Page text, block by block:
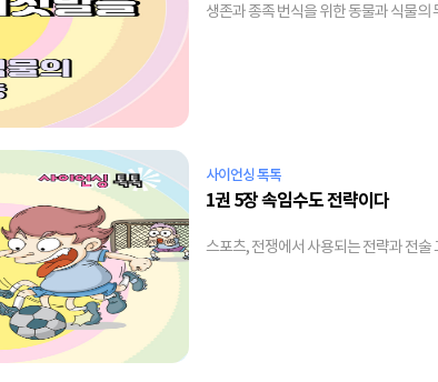
생존과 종족 번식을 위한 동물과 식물의
사이언싱 톡톡
1권 5장 속임수도 전략이다
스포츠, 전쟁에서 사용되는 전략과 전